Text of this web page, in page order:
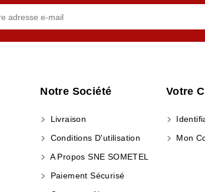
Notre Société
Livraison
Conditions D'utilisation
A Propos SNE SOMETEL
Paiement Sécurisé
Votre
Mon